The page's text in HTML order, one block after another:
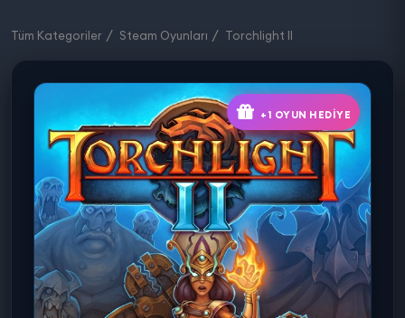
Tüm Kategoriler Steam Oyunları Torchlight II
+1 OYUN HEDIYE